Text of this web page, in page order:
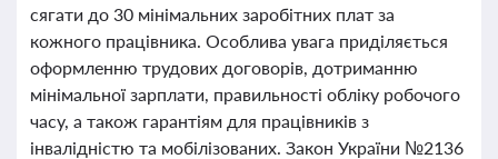
сягати до 30 мінімальних заробітних плат за
кожного працівника. Особлива увага приділяється
оформленню трудових договорів, дотриманню
мінімальної зарплати, правильності обліку робочого
часу, а також гарантіям для працівників з
інвалідністю та мобілізованих. Закон України №2136